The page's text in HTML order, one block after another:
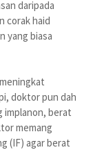
daripada
corak haid
yang biasa
doktor pun dah
implanon, berat
memang
(IF) agar berat